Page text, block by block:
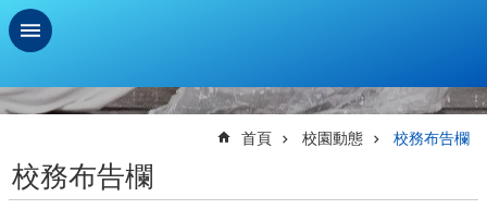
跳到主要內容區塊
階
學
首頁 校園動態 校務布告欄
校務布告欄